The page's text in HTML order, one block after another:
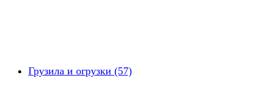
Грузила и огрузки (57)